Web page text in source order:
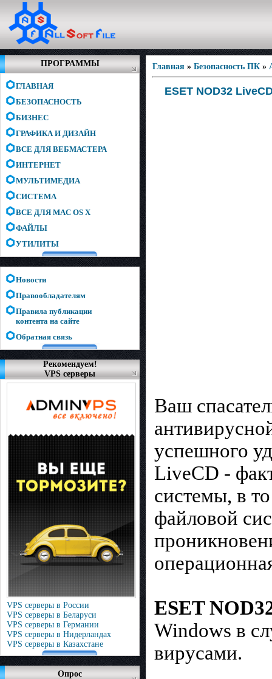
ПРОГРАММЫ
ГЛАВНАЯ
БЕЗОПАСНОСТЬ
БИЗНЕС
ГРАФИКА И ДИЗАЙН
ВСЕ ДЛЯ ВЕБМАСТЕРА
ИНТЕРНЕТ
МУЛЬТИМЕДИА
СИСТЕМА
ВСЕ ДЛЯ MAC OS X
ФАЙЛЫ
УТИЛИТЫ
Новости
Правообладателям
Правила публикации
контента на сайте
Обратная связь
Рекомендуем!
VPS серверы
VPS серверы в России
VPS серверы в Беларуси
VPS серверы в Германии
VPS серверы в Нидерландах
VPS серверы в Казахстане
Опрос
Главная » Безопасность ПК »
ESET NOD32
Ваш
успешного
LiveCD -
системы, в
файловой
ESET
Windows в
вирусами.